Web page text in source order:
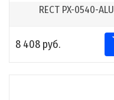
RECT PX-0540-ALU
8 408 руб.